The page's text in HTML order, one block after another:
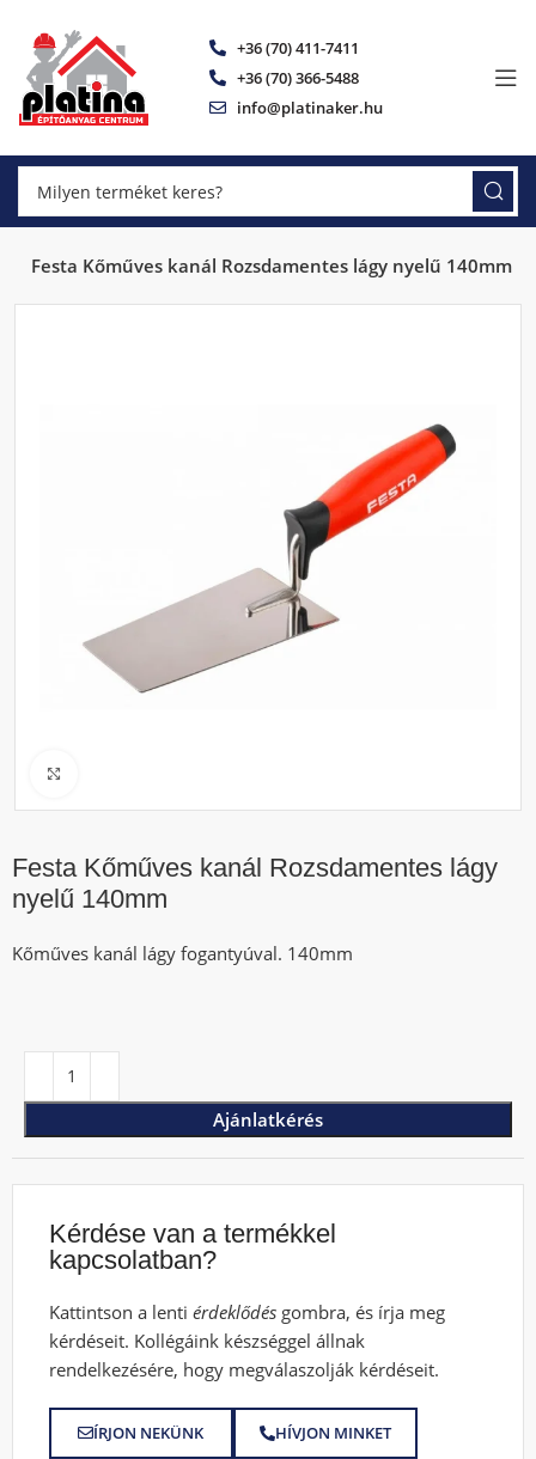
+36 (70) 411-7411
+36 (70) 366-5488
info@platinaker.hu
Festa Kőműves kanál Rozsdamentes lágy nyelű 140mm
Festa Kőműves kanál Rozsdamentes lágy
nyelű 140mm
Kőműves kanál lágy fogantyúval. 140mm
Ajánlatkérés
Kérdése van a termékkel
kapcsolatban?
Kattintson a lentiérdeklődés gombra, és írja meg
kérdéseit. Kollégáink készséggel állnak
rendelkezésére, hogy megválaszolják kérdéseit.
ÍRJON NEKÜNK HÍVJON MINKET